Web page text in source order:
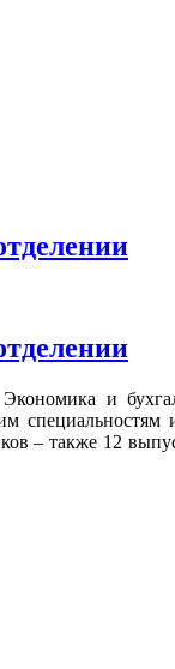
и
– также 12